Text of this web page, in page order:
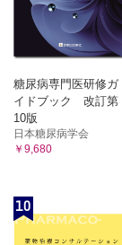
1．角膜に対
2．水晶体に
3．強膜に対し
付録I．主要な
付録II．眼球
付録III-1．身
付録III-2．
糖尿病専門医研修ガ
イドブック 改訂第
10版
日本糖尿病学会
￥9,680
10